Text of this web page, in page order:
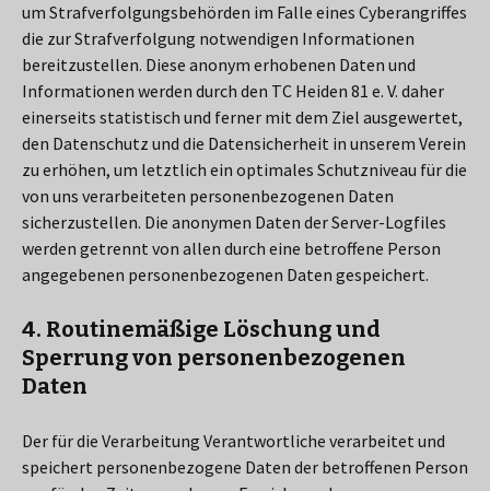
um Strafverfolgungsbehörden im Falle eines Cyberangriffes
die zur Strafverfolgung notwendigen Informationen
bereitzustellen. Diese anonym erhobenen Daten und
Informationen werden durch den TC Heiden 81 e. V. daher
einerseits statistisch und ferner mit dem Ziel ausgewertet,
den Datenschutz und die Datensicherheit in unserem Verein
zu erhöhen, um letztlich ein optimales Schutzniveau für die
von uns verarbeiteten personenbezogenen Daten
sicherzustellen. Die anonymen Daten der Server-Logfiles
werden getrennt von allen durch eine betroffene Person
angegebenen personenbezogenen Daten gespeichert.
4. Routinemäßige Löschung und
Sperrung von personenbezogenen
Daten
Der für die Verarbeitung Verantwortliche verarbeitet und
speichert personenbezogene Daten der betroffenen Person